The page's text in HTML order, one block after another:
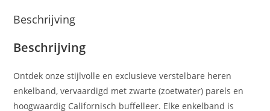
Beschrijving
Beschrijving
Ontdek onze stijlvolle en exclusieve verstelbare heren
enkelband, vervaardigd met zwarte (zoetwater) parels en
hoogwaardig Californisch buffelleer. Elke enkelband is